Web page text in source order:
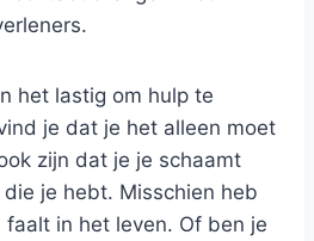
het lastig om hulp te
je dat je het alleen moet
zijn dat je je schaamt
je hebt. Misschien heb
in het leven. Of ben je